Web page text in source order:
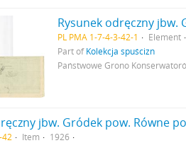
PL PMA 1-7-4-3-42-1 Element
Part ofKolekcja spuścizn
Państwowe Grono
42 Item
1926